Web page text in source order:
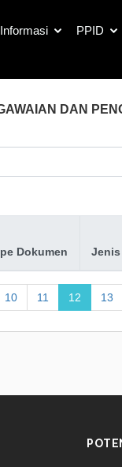
Informasi PPID
DAN
Dokumen Jenis
10 11 12 13